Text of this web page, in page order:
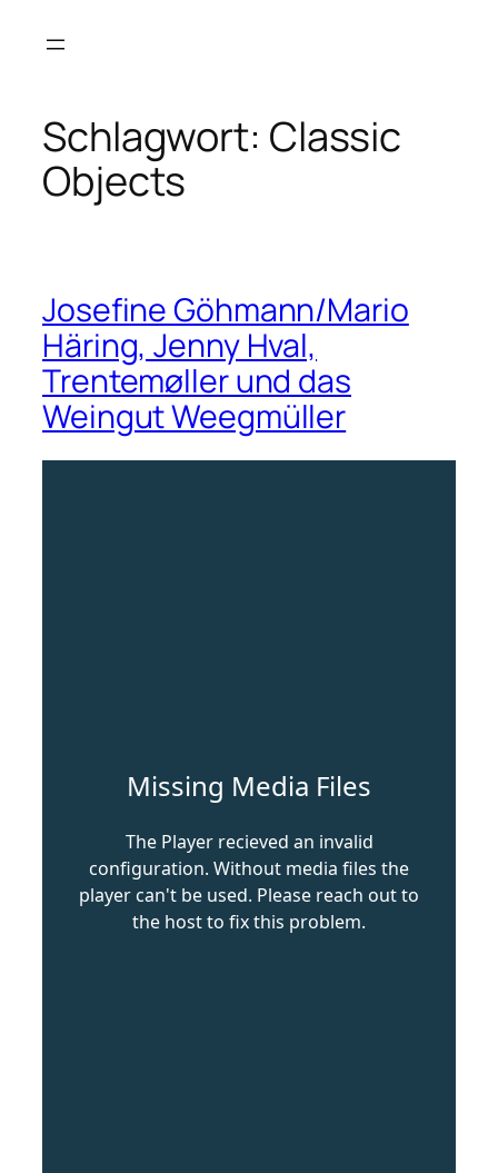
Inhalt
Schlagwort: Classic
Objects
Josefine Göhmann/Mario
Häring, Jenny Hval,
Trentemøller und das
Weingut Weegmüller